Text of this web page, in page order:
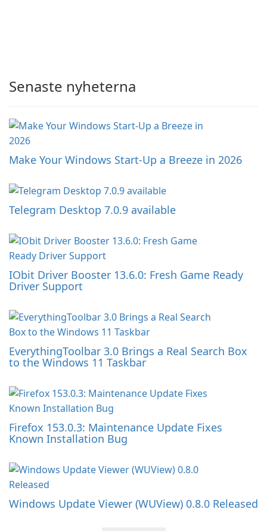
Senaste nyheterna
Make Your Windows Start-Up a Breeze in 2026
Telegram Desktop 7.0.9 available
IObit Driver Booster 13.6.0: Fresh Game Ready
Driver Support
EverythingToolbar 3.0 Brings a Real Search Box
to the Windows 11 Taskbar
Firefox 153.0.3: Maintenance Update Fixes
Known Installation Bug
Windows Update Viewer (WUView) 0.8.0 Released